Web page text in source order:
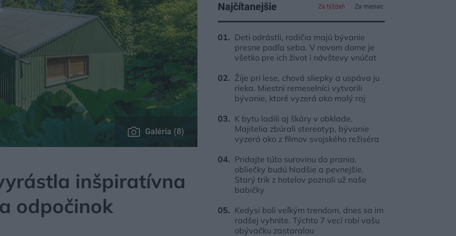
Galéria (8)
inšpiratívna
odpočinok
Najčítanejšie Za týždeň Za mesiac
Deti odrástli, rodičia majú bývanie
presne podľa seba. V novom dome je
všetko pre ich život i návštevy vnúčat
Žije pri lese, chová sliepky a uspáva ju
rieka. Miestni remeselníci vytvorili
bývanie, ktoré vyzerá ako malý raj
K bytu ladili aj škáry v obklade.
Majitelia zbúrali stereotyp, bývanie
vyzerá ako z filmov svojského režiséra
Pridajte túto surovinu do prania,
obliečky budú hladšie a pevnejšie.
Starý trik z hotelov poznali už naše
babičky
Kedysi boli veľkým trendom, dnes sa im
radšej vyhnite. Týchto 7 vecí robí vašu
obývačku zastaralou